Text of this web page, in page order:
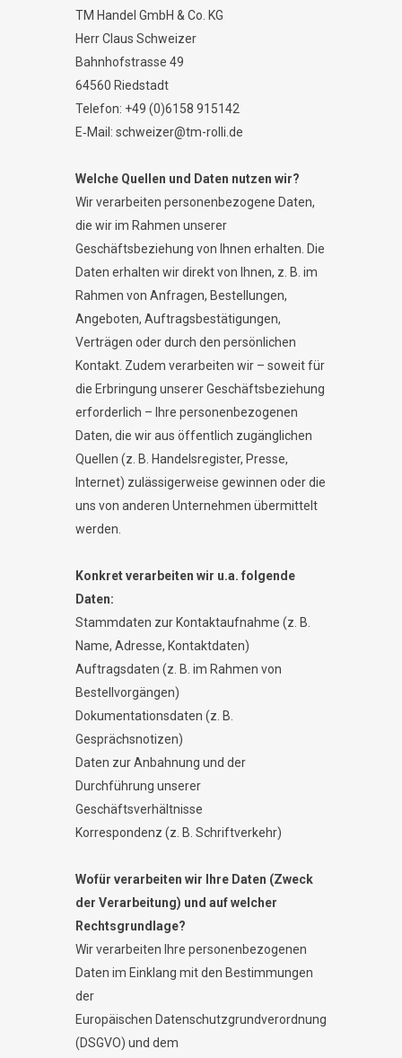
TM Handel GmbH & Co. KG
Herr Claus Schweizer
Bahnhofstrasse 49
64560 Riedstadt
Telefon: +49 (0)6158 915142
E‐Mail: schweizer@tm-rolli.de
Welche Quellen und Daten nutzen wir?
Wir verarbeiten personenbezogene Daten,
die wir im Rahmen unserer
Geschäftsbeziehung von Ihnen erhalten. Die
Daten erhalten wir direkt von Ihnen, z. B. im
Rahmen von Anfragen, Bestellungen,
Angeboten, Auftragsbestätigungen,
Verträgen oder durch den persönlichen
Kontakt. Zudem verarbeiten wir – soweit für
die Erbringung unserer Geschäftsbeziehung
erforderlich – Ihre personenbezogenen
Daten, die wir aus öffentlich zugänglichen
Quellen (z. B. Handelsregister, Presse,
Internet) zulässigerweise gewinnen oder die
uns von anderen Unternehmen übermittelt
werden.
Konkret verarbeiten wir u.a. folgende
Daten:
Stammdaten zur Kontaktaufnahme (z. B.
Name, Adresse, Kontaktdaten)
Auftragsdaten (z. B. im Rahmen von
Bestellvorgängen)
Dokumentationsdaten (z. B.
Gesprächsnotizen)
Daten zur Anbahnung und der
Durchführung unserer
Geschäftsverhältnisse
Korrespondenz (z. B. Schriftverkehr)
Wofür verarbeiten wir Ihre Daten (Zweck
der Verarbeitung) und auf welcher
Rechtsgrundlage?
Wir verarbeiten Ihre personenbezogenen
Daten im Einklang mit den Bestimmungen
der
Europäischen Datenschutzgrundverordnung
(DSGVO) und dem